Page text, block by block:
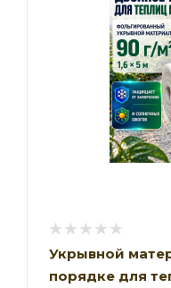
Укрывной
порядке для